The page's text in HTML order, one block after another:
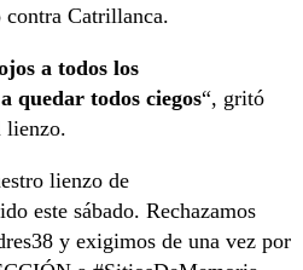
contra Catrillanca.
a todos los
quedar todos ciegos“, gritó
lienzo.
lienzo de
este sábado. Rechazamos
y exigimos de una vez por